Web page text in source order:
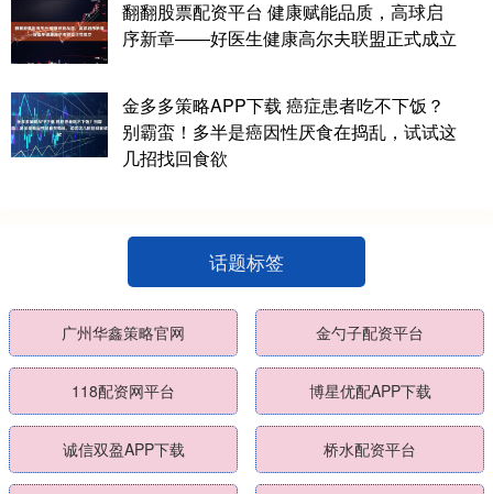
翻翻股票配资平台 健康赋能品质，高球启
序新章——好医生健康高尔夫联盟正式成立
金多多策略APP下载 癌症患者吃不下饭？
别霸蛮！多半是癌因性厌食在捣乱，试试这
几招找回食欲
话题标签
广州华鑫策略官网 金勺子配资平台
118配资网平台 博星优配APP下载
诚信双盈APP下载 桥水配资平台